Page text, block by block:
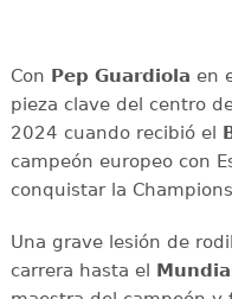
Con Pep Guardiola en
pieza clave del centro
2024 cuando recibió el
campeón europeo con
conquistar la
Una grave lesión de
carrera hasta el